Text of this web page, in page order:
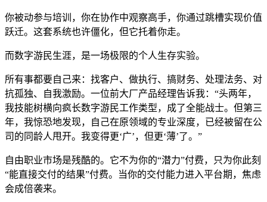
你被动参与培训，你在协作中观察高手，你通过跳槽实现价值
跃迁。这套系统也许僵化，但它托着你走。
而数字游民生涯，是一场极限的个人生存实验。
所有事都要自己来：找客户、做执行、搞财务、处理法务、对
抗孤独、自我激励。一位前大厂产品经理告诉我：“头两年，
我技能树横向疯长数字游民工作类型，成了全能战士。但第三
年，我惊恐地发现，自己在原领域的专业深度，已经被留在公
司的同龄人甩开。我变得更‘广’，但更‘薄’了。”
自由职业市场是残酷的。它不为你的“潜力”付费，只为你此刻
“能直接交付的结果”付费。当你的交付能力进入平台期，焦虑
会成倍袭来。